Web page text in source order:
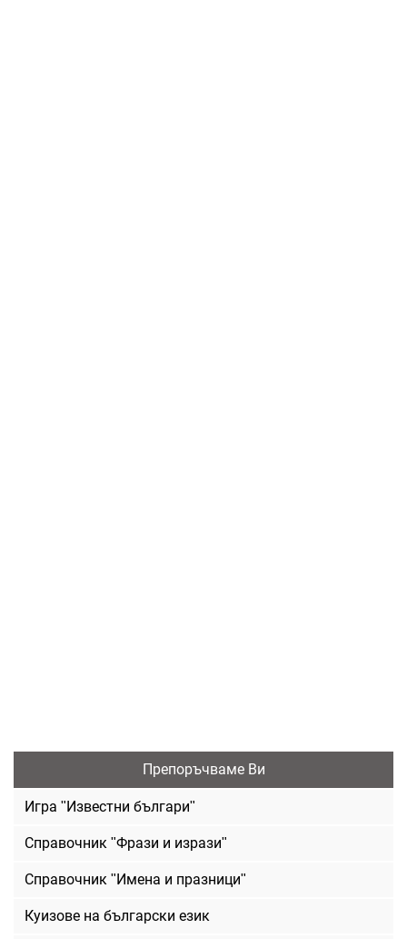
Препоръчваме Ви
Игра "Известни българи"
Справочник "Фрази и изрази"
Справочник "Имена и празници"
Куизове на български език